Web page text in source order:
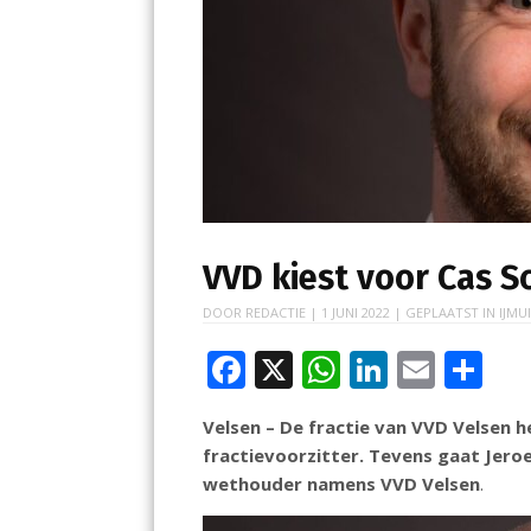
VVD kiest voor Cas
DOOR REDACTIE | 1 JUNI 2022 | GEPLAATST IN
F
ac
e
b
o
X W
h
at
s
A
Li
n
k
e
dI
E
m
ai
l
e
n
Velsen – De fractie van VVD Velsen
fractievoorzitter. Tevens gaat
wethouder namens VVD Velsen.